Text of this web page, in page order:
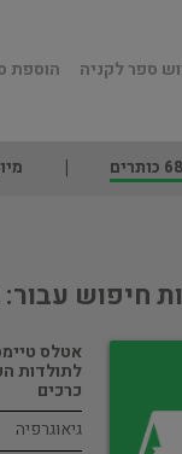
ספר לקניה הוספת
חיפוש עבור:
אטלס
לתולדות
כרכים
גיאוגרפיה